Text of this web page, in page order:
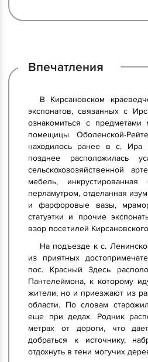
Впечатления
В Кирсановском
экспонатов, связанных с
ознакомиться с предметами
помещицы Оболенской-
находилось ранее в с. Ира
позднее расположилась
сельскохозозяйственной
мебель,
перламутром, отделанная
и фарфоровые вазы,
статуэтки и прочие
взор посетилей
На подъезде к с.
из приятных
пос. Красный Здесь
Пантелеймона, к которому
жители, но и приезжают из
области. По словам
еще при дедах. Родник
метрах от дороги, что
добраться к источнику,
отдохнуть в тени могучих